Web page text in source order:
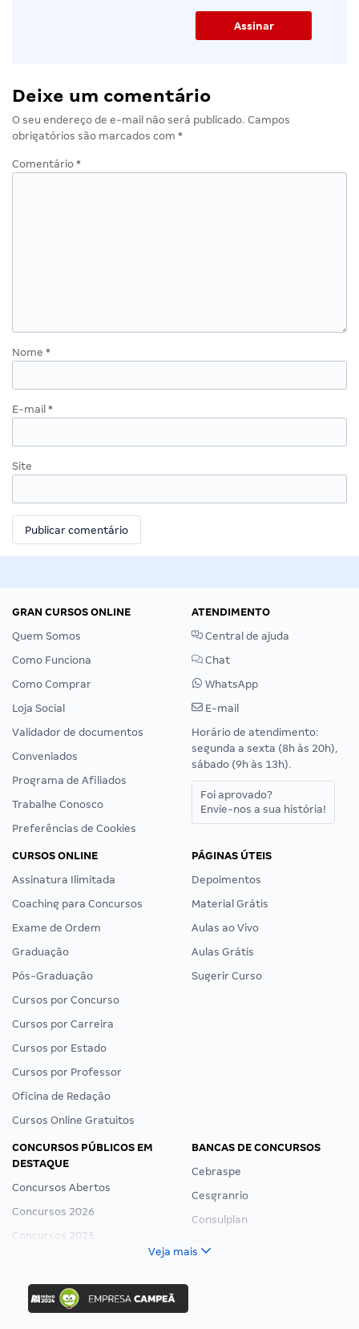
Deixe um comentário
O seu endereço de e-mail não será publicado. Campos
obrigatórios são marcados com *
Comentário *
Nome *
E-mail *
Site
GRAN CURSOS ONLINE
Quem Somos
Como Funciona
Como Comprar
Loja Social
Validador de documentos
Conveniados
Programa de Afiliados
Trabalhe Conosco
Preferências de Cookies
ATENDIMENTO
Central de ajuda
Chat
WhatsApp
E-mail
Horário de atendimento:
segunda a sexta (8h às 20h),
sábado (9h às 13h).
Foi aprovado?
Envie-nos a sua história!
CURSOS ONLINE
Assinatura Ilimitada
Coaching para Concursos
Exame de Ordem
Graduação
Pós-Graduação
Cursos por Concurso
Cursos por Carreira
Cursos por Estado
Cursos por Professor
Oficina de Redação
Cursos Online Gratuitos
PÁGINAS ÚTEIS
Depoimentos
Material Grátis
Aulas ao Vivo
Aulas Grátis
Sugerir Curso
CONCURSOS PÚBLICOS EM
DESTAQUE
Concursos Abertos
Concursos 2026
Concursos 2025
Concurso Nacional Unificado
Concurso Ibama
Concurso MPU
BANCAS DE CONCURSOS
Cebraspe
Cesgranrio
Consulplan
Veja mais